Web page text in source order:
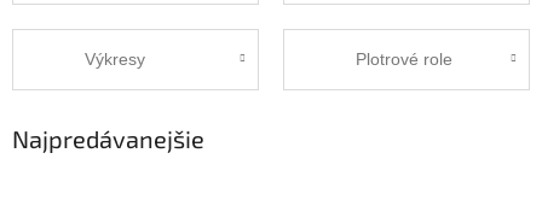
Výkresy Plotrové role
Najpredávanejšie